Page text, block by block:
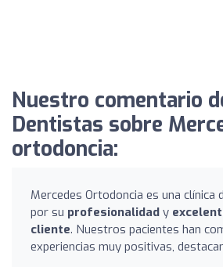
Nuestro comentario
Dentistas sobre
ortodoncia:
Mercedes Ortodoncia es una clínica
por su profesionalidad y
cliente. Nuestros pacientes han
experiencias muy positivas,